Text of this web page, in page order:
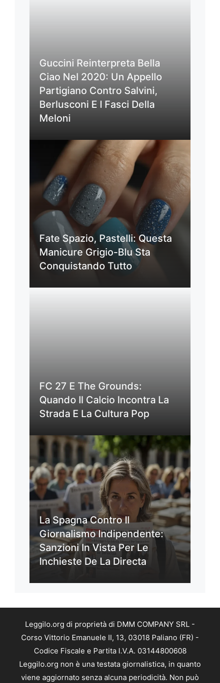
Guccini Reinterpreta Bella
Ciao Nel 2020: Un Appello
Partigiano Contro Salvini,
Berlusconi E I Fasci Della
Meloni
Fate Spazio, Pastelli: Questa
Manicure Grigio-Blu Sta
Conquistando Tutto
FC 27 E The Grounds:
Quando Il Calcio Incontra La
Strada E La Cultura Pop
La Spagna Contro Il
Giornalismo Indipendente:
Sanzioni In Vista Per Le
Inchieste De La Directa
Leggilo.org di proprietà di DMM COMPANY SRL -
Corso Vittorio Emanuele II, 13, 03018 Paliano (FR) -
Codice Fiscale e Partita I.V.A. 03144800608
Leggilo.org non è una testata giornalistica, in quanto
viene aggiornato senza alcuna periodicità. Non può